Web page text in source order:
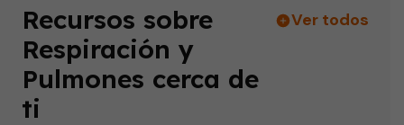
Recursos sobre
Respiración y
Pulmones cerca de
ti
Ver todos